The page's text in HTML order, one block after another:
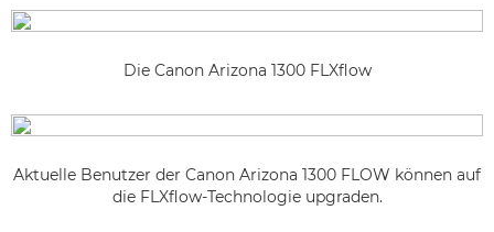
Die Canon Arizona 1300 FLXflow
Aktuelle Benutzer der Canon Arizona 1300 FLOW können auf
die FLXflow-Technologie upgraden.